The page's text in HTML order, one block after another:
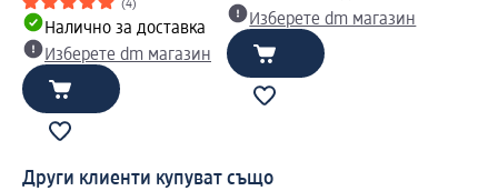
(4)
Налично за доставка
Изберете dm магазин
Изберете dm магазин
Други клиенти купуват също